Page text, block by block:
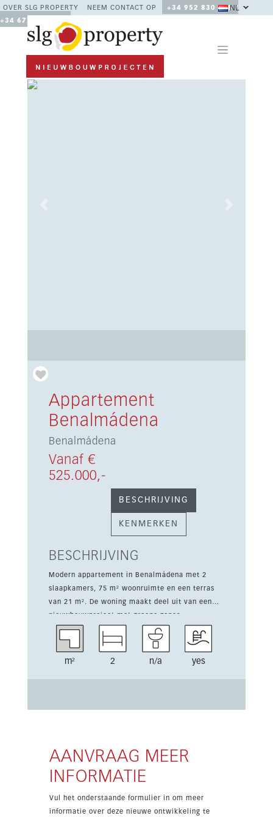
OVER SLG PROPERTY NEEM CONTACT OP
+34 952 830 378 /
+34 677 670 480
NL
Appartement
Benalmádena
Benalmádena
Vanaf €
525.000,-
BESCHRIJVING
KENMERKEN
BESCHRIJVING
Modern appartement in Benalmádena met 2
slaapkamers, 75 m² woonruimte en een terras
van 21 m². De woning maakt deel uit van een
nieuwbouwproject met groene zones,
gemeenschappelijke zwembaden, een
fitnessruimte en co-workingruimtes. Het
voorzien van dubbele beglazing, gemeubileerd
van zeer mooi uitzicht en een gunstige ligging
dicht bij voorzieningen, cafés, scholen, golf en
tennis. Een interessante keuze voor zowel eigen
m² 2 n/a yes
AANVRAAG MEER
INFORMATIE
Vul het onderstaande formulier in om meer
informatie over deze nieuwe ontwikkeling te